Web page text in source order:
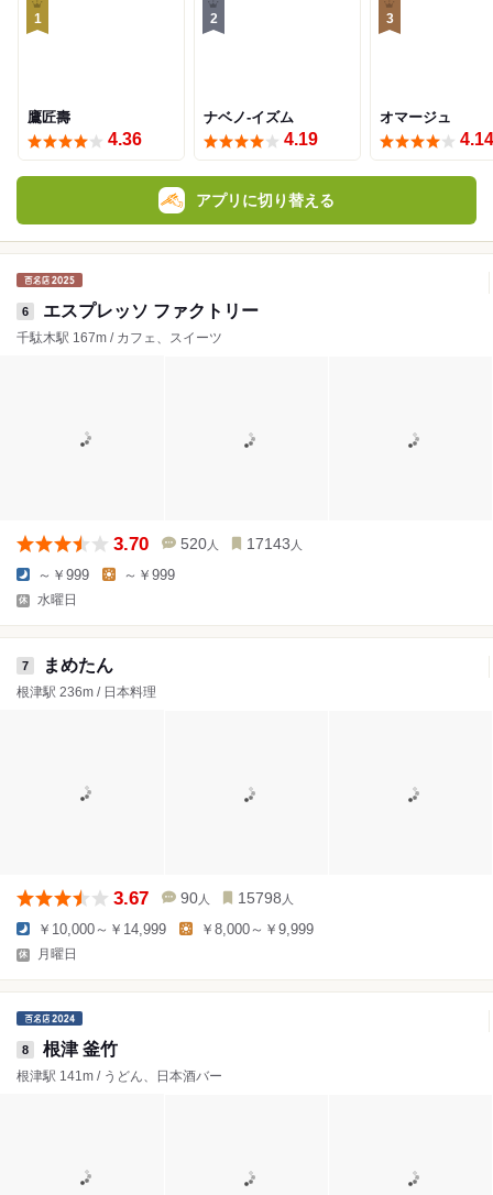
1
鷹匠壽
4.36
2
ナベノ-イズム
4.19
3
オマージュ
4.14
アプリに切り替える
6 エスプレッソ ファクトリー
千駄木駅 167m / カフェ、スイーツ
3.70 520 人 17143 人
～￥999 ～￥999
水曜日
7 まめたん
根津駅 236m / 日本料理
3.67 90 人 15798 人
￥10,000～￥14,999 ￥8,000～￥9,999
月曜日
8 根津 釜竹
根津駅 141m / うどん、日本酒バー